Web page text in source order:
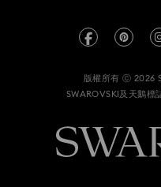
Code of Conduct &
有關 REACH 的資訊
資料保護同意聲明書
版權所有 ⓒ 2026
SWAROVSKI及天鵝標